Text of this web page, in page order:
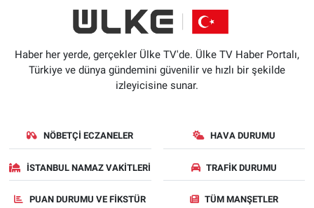
Haber her yerde, gerçekler Ülke TV'de. Ülke TV Haber Portalı,
Türkiye ve dünya gündemini güvenilir ve hızlı bir şekilde
izleyicisine sunar.
NÖBETÇI ECZANELER HAVA DURUMU
İSTANBUL NAMAZ VAKITLERI TRAFIK DURUMU
PUAN DURUMU VE FIKSTÜR TÜM MANŞETLER